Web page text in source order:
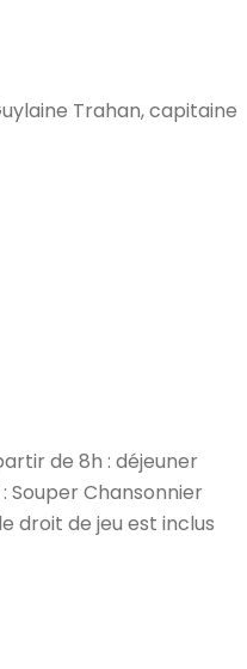
Trahan, capitaine
de 8h : déjeuner
Souper Chansonnier
droit de jeu est inclus